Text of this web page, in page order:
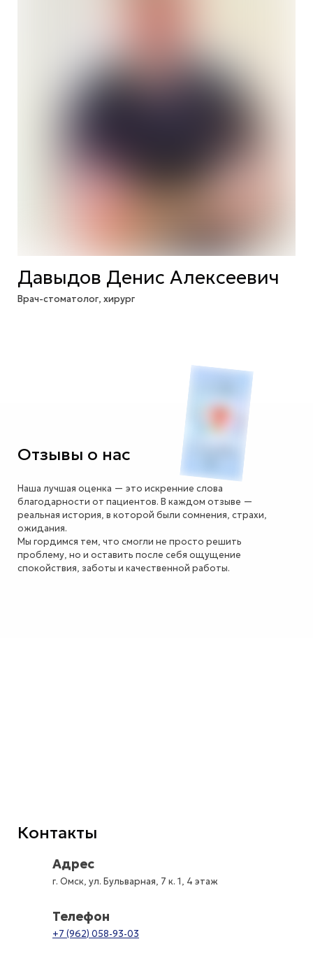
Давыдов Денис Алексеевич
Врач-стоматолог, хирург
Отзывы о нас
Наша лучшая оценка — это искренние слова
благодарности от пациентов. В каждом отзыве —
реальная история, в которой были сомнения, страхи,
ожидания.
Мы гордимся тем, что смогли не просто решить
проблему, но и оставить после себя ощущение
спокойствия, заботы и качественной работы.
Контакты
Адрес
г. Омск, ул. Бульварная, 7 к. 1, 4 этаж
Телефон
+7 (962) 058-93-03